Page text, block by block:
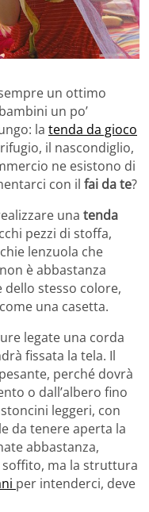
un ottimo
un po’
la tenda da gioco
il nascondiglio,
ne esistono di
con il fai da te?
una tenda
pezzi di stoffa,
lenzuola che
è abbastanza
dello stesso colore,
una casetta.
legate una corda
fissata la tela. Il
perché dovrà
o dall’albero fino
leggeri, con
da tenere aperta la
abbastanza,
ma la struttura
per intenderci, deve